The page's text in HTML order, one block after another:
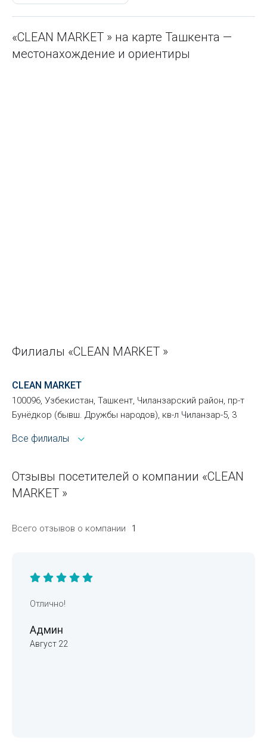
«CLEAN MARKET » на карте Ташкента —
местонахождение и ориентиры
Филиалы «CLEAN MARKET »
CLEAN MARKET
100096, Узбекистан, Ташкент, Чиланзарский район, пр-т
Бунёдкор (бывш. Дружбы народов), кв-л Чиланзар-5, 3
Все филиалы
Отзывы посетителей о компании «CLEAN
MARKET »
Всего отзывов о компании 1
Отлично!
Админ
Август 22